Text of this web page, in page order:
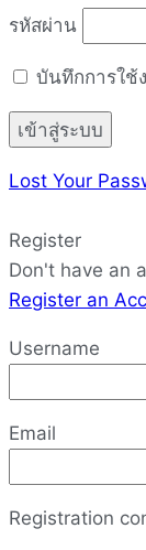
รหัสผ่าน
บันทึกการใช้
Lost Your
Register
Don't have an
Register an
Username
Email
Registration